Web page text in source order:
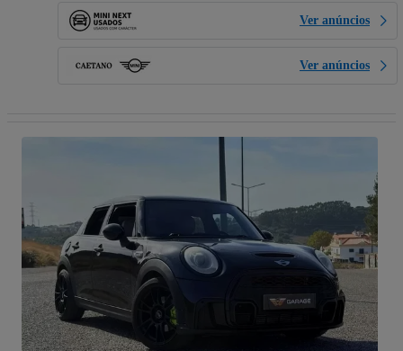
Ver anúncios
Ver anúncios